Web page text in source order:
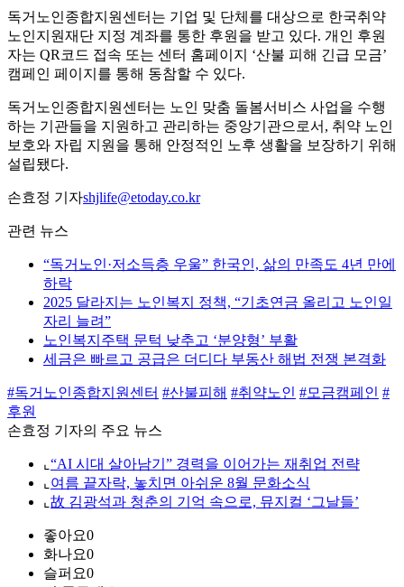
독거노인종합지원센터는 기업 및 단체를 대상으로 한국취약
노인지원재단 지정 계좌를 통한 후원을 받고 있다. 개인 후원
자는 QR코드 접속 또는 센터 홈페이지 ‘산불 피해 긴급 모금’
캠페인 페이지를 통해 동참할 수 있다.
독거노인종합지원센터는 노인 맞춤 돌봄서비스 사업을 수행
하는 기관들을 지원하고 관리하는 중앙기관으로서, 취약 노인
보호와 자립 지원을 통해 안정적인 노후 생활을 보장하기 위해
설립됐다.
손효정 기자shjlife@etoday.co.kr
관련 뉴스
“독거노인·저소득층 우울” 한국인, 삶의 만족도 4년 만에
하락
2025 달라지는 노인복지 정책, “기초연금 올리고 노인일
자리 늘려”
노인복지주택 문턱 낮추고 ‘분양형’ 부활
세금은 빠르고 공급은 더디다 부동산 해법 전쟁 본격화
#독거노인종합지원센터 #산불피해 #취약노인 #모금캠페인 #
후원
손효정 기자의 주요 뉴스
⌞ “AI 시대 살아남기” 경력을 이어가는 재취업 전략
⌞ 여름 끝자락, 놓치면 아쉬운 8월 문화소식
⌞ 故 김광석과 청춘의 기억 속으로, 뮤지컬 ‘그날들’
좋아요0
화나요0
슬퍼요0